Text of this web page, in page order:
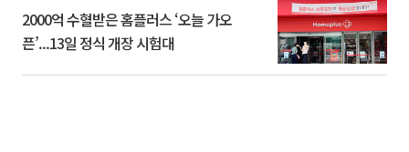
2000억 수혈받은 홈플러스 ‘오늘 가오
픈’...13일 정식 개장 시험대